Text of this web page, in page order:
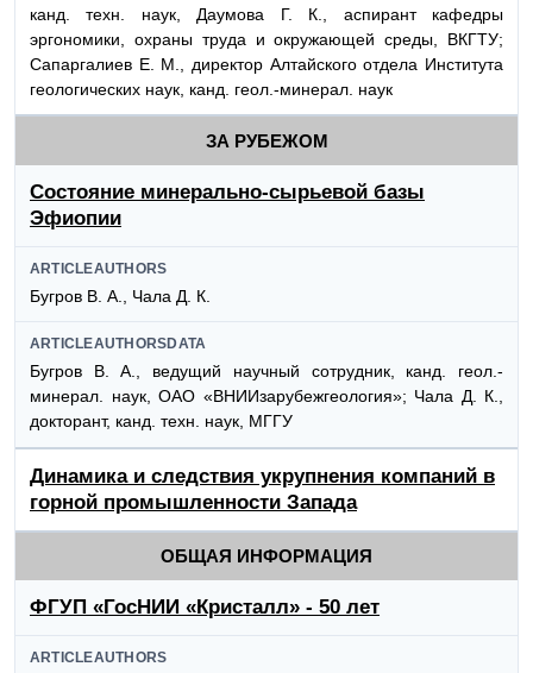
канд. техн. наук, Даумова Г. К., аспирант кафедры
эргономики, охраны труда и окружающей среды, ВКГТУ;
Сапаргалиев Е. М., директор Алтайского отдела Института
геологических наук, канд. геол.-минерал. наук
ЗА РУБЕЖОМ
Состояние минерально-сырьевой базы
Эфиопии
ARTICLEAUTHORS
Бугров В. А., Чала Д. К.
ARTICLEAUTHORSDATA
Бугров В. А., ведущий научный сотрудник, канд. геол.-
минерал. наук, ОАО «ВНИИзарубежгеология»; Чала Д. К.,
докторант, канд. техн. наук, МГГУ
Динамика и следствия укрупнения компаний в
горной промышленности Запада
ОБЩАЯ ИНФОРМАЦИЯ
ФГУП «ГосНИИ «Кристалл» - 50 лет
ARTICLEAUTHORS